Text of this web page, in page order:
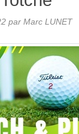
par Marc LUNET